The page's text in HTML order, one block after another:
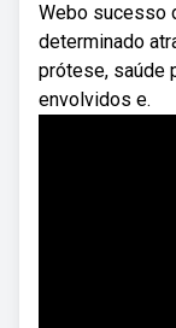
Webo sucesso
determinado
prótese, saúde
envolvidos e.